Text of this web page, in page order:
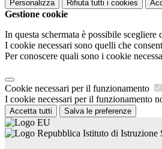
Personalizza Rifiuta tutti i cookies
Gestione cookie
In questa schermata è possibile scegliere
I cookie necessari sono quelli che
Per conoscere quali sono i cookie
Cookie necessari per il funzionamento
I cookie necessari per il funzionamento
Accetta tutti Salva le preferenze
Istituto di Istruzione